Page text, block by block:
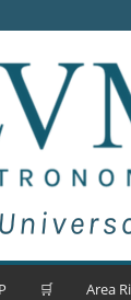
🛒 Area